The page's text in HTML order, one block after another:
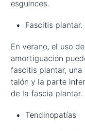
esguinces.
Fascitis plantar.
En verano, el uso
amortiguación
fascitis plantar,
talón y la parte
de la fascia plantar.
Tendinopatías